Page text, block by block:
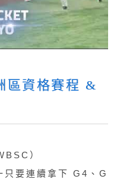
區資格賽程 &
）
只要連續拿下 G4、G